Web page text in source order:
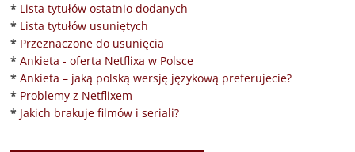
* Lista tytułów ostatnio dodanych
* Lista tytułów usuniętych
* Przeznaczone do usunięcia
* Ankieta - oferta Netflixa w Polsce
* Ankieta – jaką polską wersję językową preferujecie?
* Problemy z Netflixem
* Jakich brakuje filmów i seriali?